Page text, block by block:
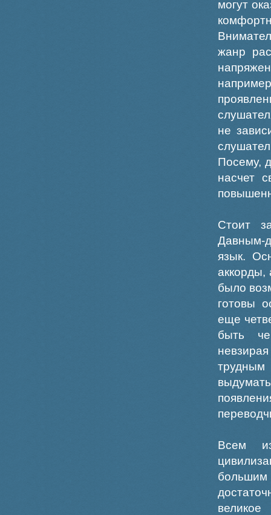
могут
жанр
не
Посему,
насчет
Стоит
Давным-
язык.
аккорды,
было
готовы
еще
быть
трудным
Всем
большим